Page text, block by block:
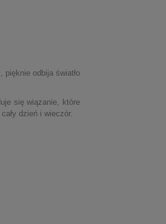
, pięknie odbija światło
się wiązanie, które
dzień i wieczór.